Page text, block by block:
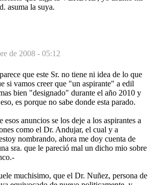
asuma la suya.
de 2008 - 05:12
que este Sr. no tiene ni idea de lo que
si vamos creer que "un aspirante" a edil
bien "designado" durante el año 2010 y
es porque no sabe donde esta parado.
esos anuncios se los deje a los aspirantes a
como el Dr. Andujar, el cual y a
nombrando, ahora me doy cuenta de
sra. que le pareció mal un dicho mio sobre
muchisimo, que el Dr. Nuñez, persona de